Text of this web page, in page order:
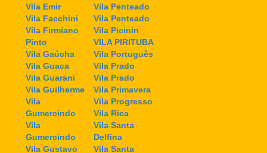
Vila Emir
Vila Facchini
Vila Firmiano
Pinto
Vila Gaúcha
Vila Guaca
Vila Guarani
Vila Guilherme
Vila
Gumercindo
Vila
Gumercindo
Vila Gustavo
Vila Penteado
Vila Penteado
Vila Picinin
VILA PIRITUBA
Vila Português
Vila Prado
Vila Prado
Vila Primavera
Vila Progresso
Vila Rica
Vila Santa
Delfina
Vila Santa